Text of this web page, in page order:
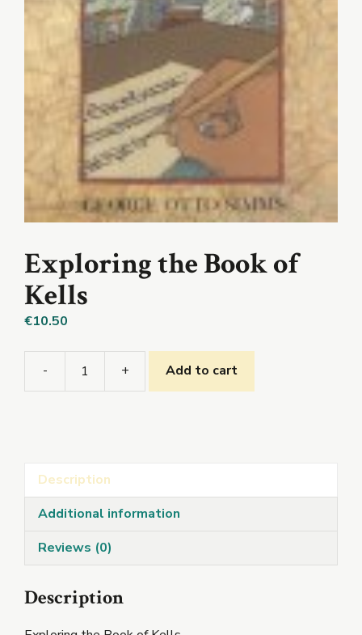
Exploring the Book of
Kells
€10.50
-
Exploring
+ Add to cart
Description
Additional information
Reviews (0)
Description